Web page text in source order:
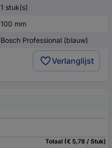
1 stuk(s)
100 mm
Bosch Professional (blauw)
Verlanglijst
Totaal (€ 5,78 / Stuk)